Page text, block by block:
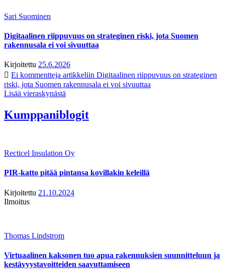
Sari Suominen
Digitaalinen riippuvuus on strateginen riski, jota Suomen
rakennusala ei voi sivuuttaa
Kirjoitettu 25.6.2026
Ei kommentteja artikkeliin Digitaalinen riippuvuus on strateginen
riski, jota Suomen rakennusala ei voi sivuuttaa
Lisää vieraskynästä
Kumppaniblogit
Recticel Insulation Oy
PIR-katto pitää pintansa kovillakin keleillä
Kirjoitettu 21.10.2024
Ilmoitus
Thomas Lindstrom
Virtuaalinen kaksonen tuo apua rakennuksien suunnitteluun ja
kestävyystavoitteiden saavuttamiseen